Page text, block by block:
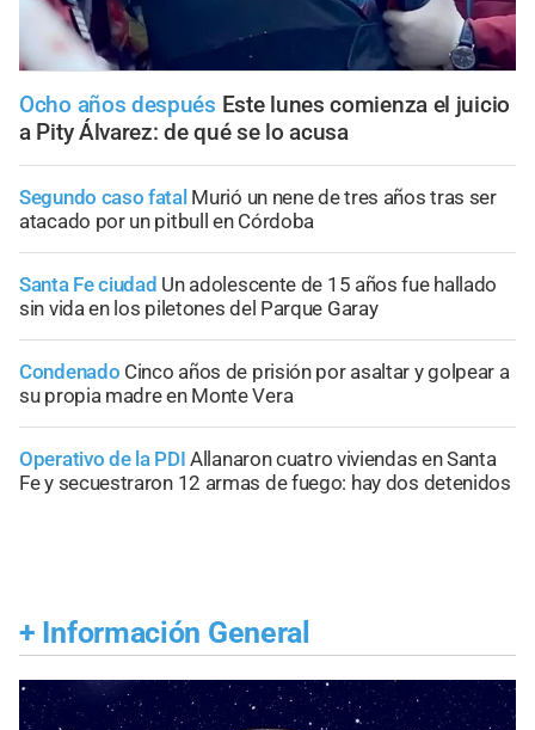
Ocho años después Este lunes comienza el juicio
a Pity Álvarez: de qué se lo acusa
Segundo caso fatal Murió un nene de tres años tras ser
atacado por un pitbull en Córdoba
Santa Fe ciudad Un adolescente de 15 años fue hallado
sin vida en los piletones del Parque Garay
Condenado Cinco años de prisión por asaltar y golpear a
su propia madre en Monte Vera
Operativo de la PDI Allanaron cuatro viviendas en Santa
Fe y secuestraron 12 armas de fuego: hay dos detenidos
+ Información General